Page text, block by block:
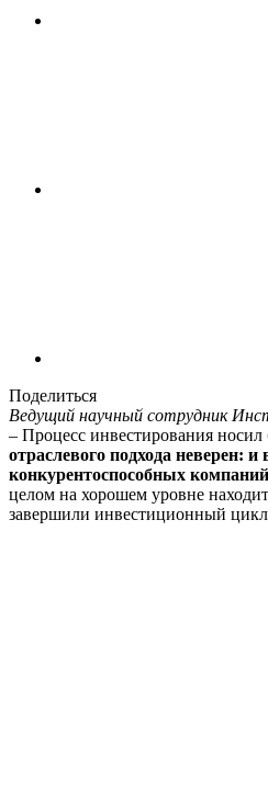
Поделиться
Ведущий научный сотрудник
– Процесс инвестирования носил
отраслевого подхода неверен:
конкурентоспособных
целом на хорошем уровне
завершили инвестиционный